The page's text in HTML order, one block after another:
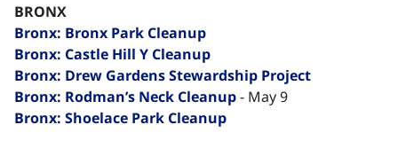
BRONX
Bronx: Bronx Park Cleanup
Bronx: Castle Hill Y Cleanup
Bronx: Drew Gardens Stewardship Project
Bronx: Rodman’s Neck Cleanup- May 9
Bronx: Shoelace Park Cleanup